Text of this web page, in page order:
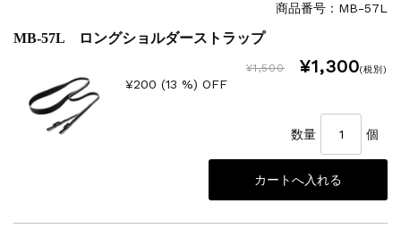
商品番号：MB-57L
MB-57L ロングショルダーストラップ
¥1,500 ¥1,300(税別)
¥200 (13 %) OFF
数量 個